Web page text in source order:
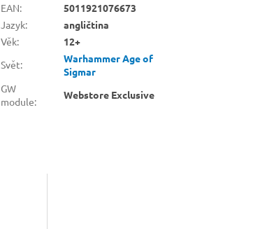
EAN:
5011921076673
Jazyk:
angličtina
Věk:
12+
Svět:
Warhammer Age of
Sigmar
GW
module:
Webstore Exclusive